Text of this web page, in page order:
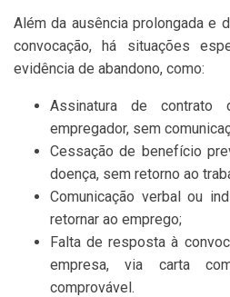
Além da ausência prolongada e
convocação, há situações
evidência de abandono, como:
Assinatura de contrato
empregador, sem
Cessação de benefício
doença, sem retorno ao
Comunicação verbal ou
retornar ao emprego;
Falta de resposta à
empresa, via carta
comprovável.